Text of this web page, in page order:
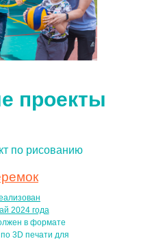
проекты
2024 года
в формате
3D печати для
по рисованию